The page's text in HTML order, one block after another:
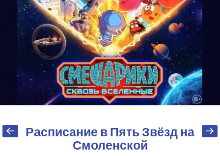
Расписание в Пять Звёзд на
Смоленской